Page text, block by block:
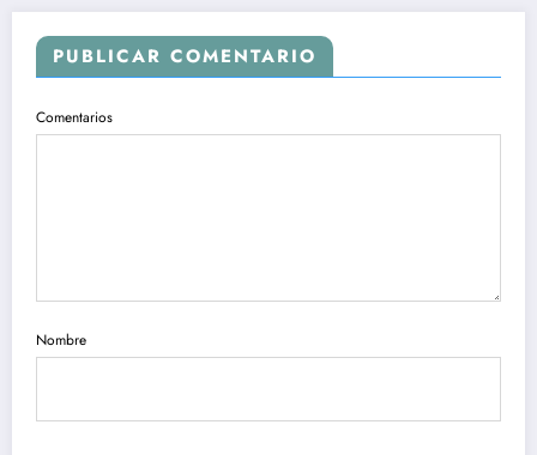
PUBLICAR COMENTARIO
Comentarios
Nombre